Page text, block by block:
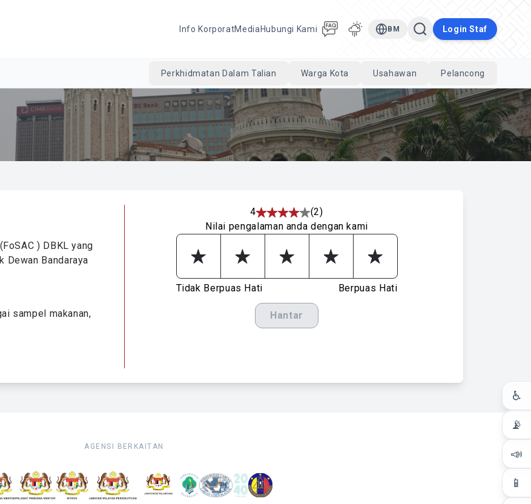
Info KorporatMedia Hubungi Kami BM Login Staf
Cari
Perkhidmatan Dalam Talian Warga Kota Usahawan Pelancong
♿
📡
📣
📱
) DBKL yang
Dewan Bandaraya
sampel makanan,
4
(2)
Nilai pengalaman anda dengan kami
Tidak Berpuas Hati Berpuas Hati
Hantar
AGENSI BERKAITAN